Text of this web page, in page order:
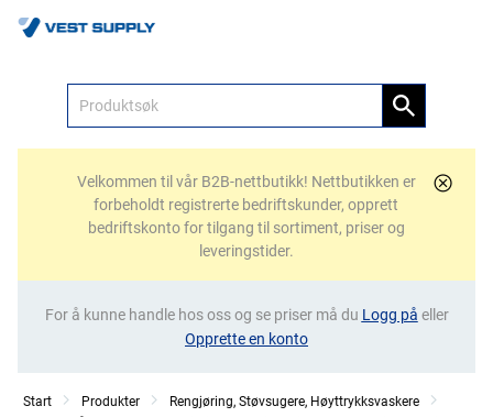
Velkommen til vår B2B-nettbutikk! Nettbutikken er
forbeholdt registrerte bedriftskunder, opprett
bedriftskonto for tilgang til sortiment, priser og
leveringstider.
For å kunne handle hos oss og se priser må du Logg på eller
Opprette en konto
Start Produkter
Rengjøring, Støvsugere, Høyttrykksvaskere